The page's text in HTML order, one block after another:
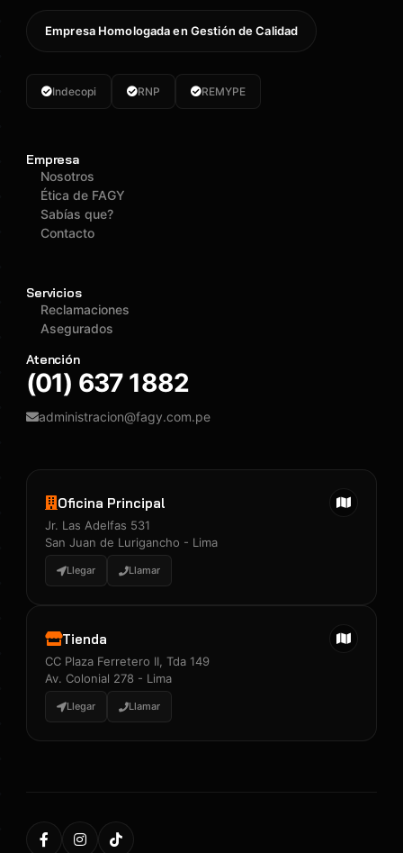
Empresa Homologada en Gestión de Calidad
Indecopi RNP REMYPE
Empresa
Nosotros
Ética de FAGY
Sabías que?
Contacto
Servicios
Reclamaciones
Asegurados
Atención
(01) 637 1882
administracion@fagy.com.pe
Oficina Principal
Jr. Las Adelfas 531
San Juan de Lurigancho - Lima
Llegar Llamar
Tienda
CC Plaza Ferretero II, Tda 149
Av. Colonial 278 - Lima
Llegar Llamar